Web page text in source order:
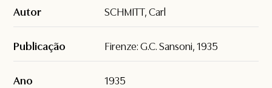
Autor SCHMITT, Carl
Publicação Firenze: G.C. Sansoni, 1935
Ano 1935